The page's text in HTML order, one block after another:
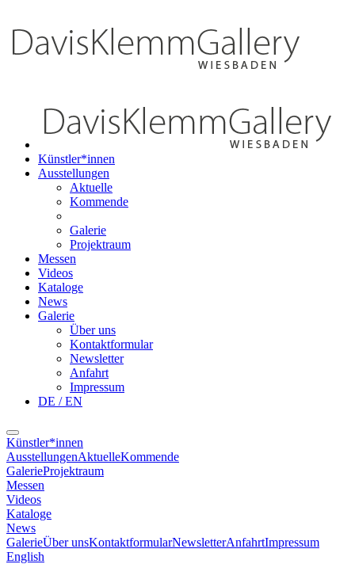
Künstler*innen
Ausstellungen
Aktuelle
Kommende
Galerie
Projektraum
Messen
Videos
Kataloge
News
Galerie
Über uns
Kontaktformular
Newsletter
Anfahrt
Impressum
DE / EN
Künstler*innen
AusstellungenAktuelleKommende
GalerieProjektraum
Messen
Videos
Kataloge
News
GalerieÜber unsKontaktformularNewsletterAnfahrtImpressum
English